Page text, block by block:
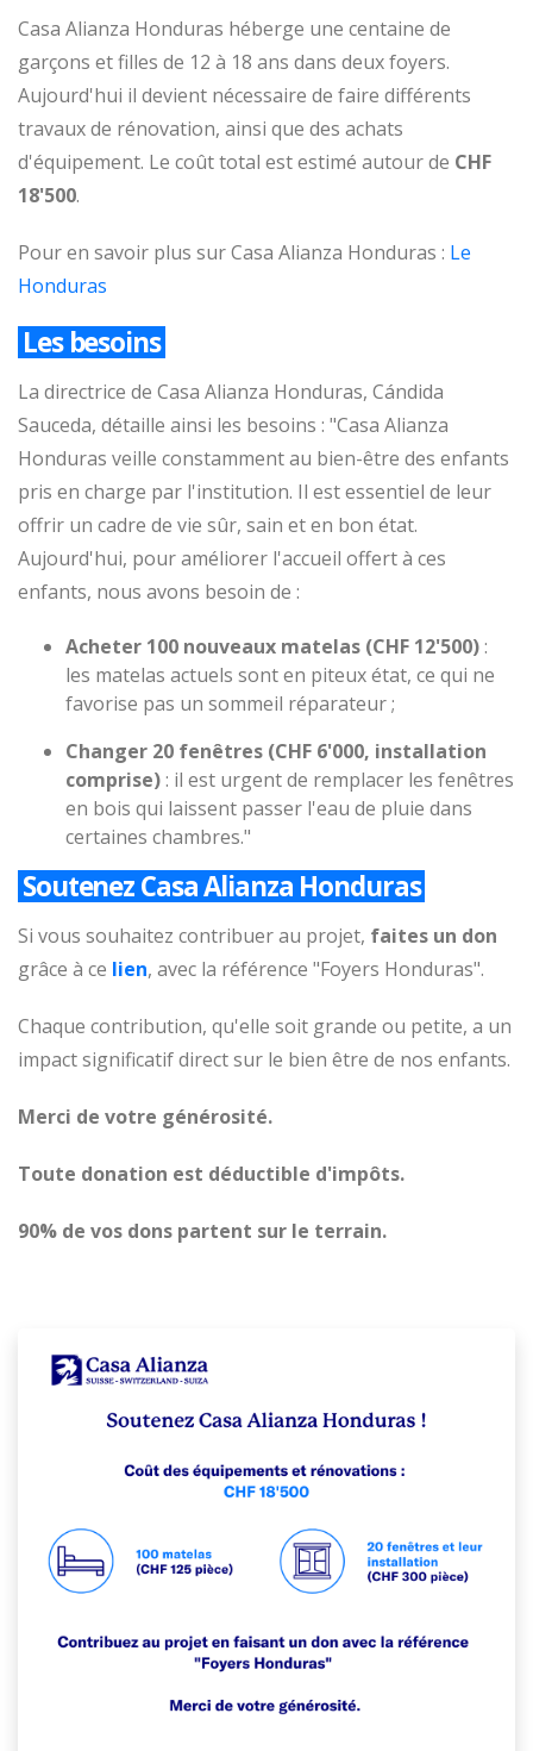
Casa Alianza Honduras héberge une centaine de
garçons et filles de 12 à 18 ans dans deux foyers.
Aujourd'hui il devient nécessaire de faire différents
travaux de rénovation, ainsi que des achats
d'équipement. Le coût total est estimé autour de CHF
18'500.
Pour en savoir plus sur Casa Alianza Honduras : Le
Honduras
Les besoins
La directrice de Casa Alianza Honduras, Cándida
Sauceda, détaille ainsi les besoins : "Casa Alianza
Honduras veille constamment au bien-être des enfants
pris en charge par l'institution. Il est essentiel de leur
offrir un cadre de vie sûr, sain et en bon état.
Aujourd'hui, pour améliorer l'accueil offert à ces
enfants, nous avons besoin de :
Acheter 100 nouveaux matelas (CHF 12'500):
les matelas actuels sont en piteux état, ce qui ne
favorise pas un sommeil réparateur ;
Changer 20 fenêtres (CHF 6'000, installation
comprise): il est urgent de remplacer les fenêtres
en bois qui laissent passer l'eau de pluie dans
certaines chambres."
Soutenez Casa Alianza Honduras
Si vous souhaitez contribuer au projet, faites un don
grâce à ce lien, avec la référence "Foyers Honduras".
Chaque contribution, qu'elle soit grande ou petite, a un
impact significatif direct sur le bien être de nos enfants.
Merci de votre générosité.
Toute donation est déductible d'impôts.
90% de vos dons partent sur le terrain.